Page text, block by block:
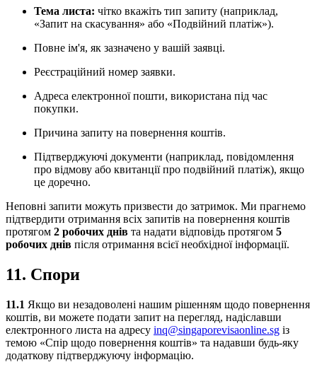
Тема листа: чітко вкажіть тип запиту (наприклад,
«Запит на скасування» або «Подвійний платіж»).
Повне ім'я, як зазначено у вашій заявці.
Реєстраційний номер заявки.
Адреса електронної пошти, використана під час
покупки.
Причина запиту на повернення коштів.
Підтверджуючі документи (наприклад, повідомлення
про відмову або квитанції про подвійний платіж), якщо
це доречно.
Неповні запити можуть призвести до затримок. Ми прагнемо
підтвердити отримання всіх запитів на повернення коштів
протягом 2 робочих днів та надати відповідь протягом 5
робочих днів після отримання всієї необхідної інформації.
11. Спори
11.1 Якщо ви незадоволені нашим рішенням щодо повернення
коштів, ви можете подати запит на перегляд, надіславши
електронного листа на адресу inq@singaporevisaonline.sg із
темою «Спір щодо повернення коштів» та надавши будь-яку
додаткову підтверджуючу інформацію.